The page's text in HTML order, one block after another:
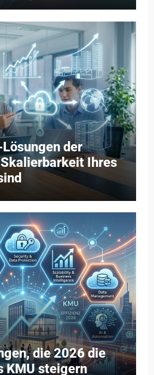
der
Ihres
die 2026 die
KMU steigern